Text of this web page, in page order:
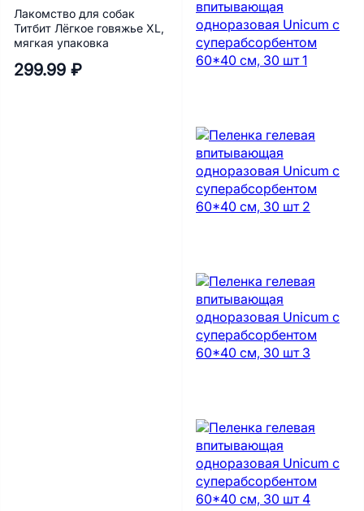
Лакомство для собак
Титбит Лёгкое говяжье XL,
мягкая упаковка
299.99 ₽